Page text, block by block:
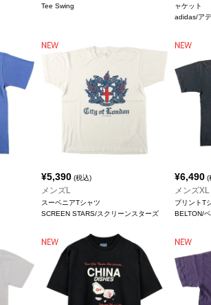
Tee Swing
ャケット
adidas/ア
¥5,390 (税込)
メンズL
スーベニアTシャツ
SCREEN STARS/スクリーンスターズ
¥6,490 (
メンズXL
プリントT
BELTON/